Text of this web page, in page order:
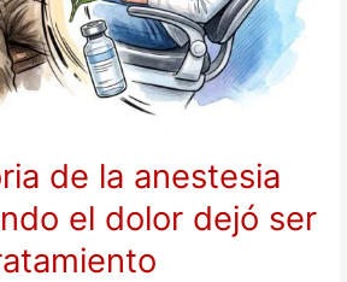
de la anestesia
el dolor dejó ser